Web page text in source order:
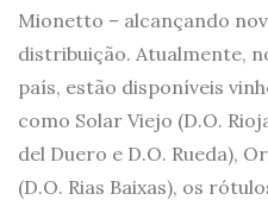
Mionetto – alcançando
distribuição. Atualmente,
país, estão disponíveis
como Solar Viejo (D.O.
del Duero e D.O. Rueda),
(D.O. Rias Baixas), os